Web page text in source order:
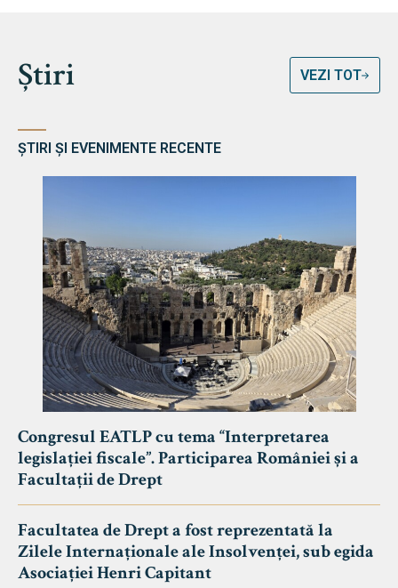
Știri VEZI TOT
ȘTIRI ȘI EVENIMENTE RECENTE
Congresul EATLP cu tema “Interpretarea
legislației fiscale”. Participarea României și a
Facultații de Drept
Facultatea de Drept a fost reprezentată la
Zilele Internaționale ale Insolvenței, sub egida
Asociației Henri Capitant